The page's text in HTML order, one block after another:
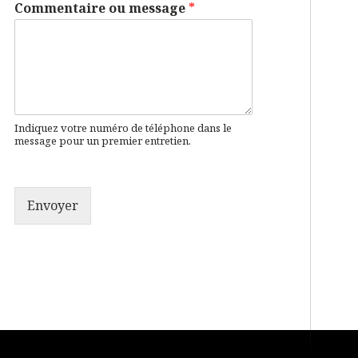
Commentaire ou message *
Indiquez votre numéro de téléphone dans le
message pour un premier entretien.
Envoyer